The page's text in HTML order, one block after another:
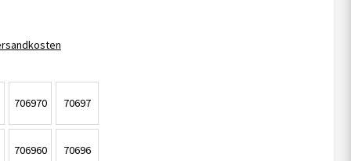
706970 70697
706960 70696